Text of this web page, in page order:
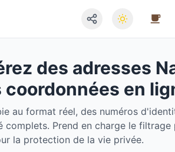
des adresses
en
au format réel, des numéros
Prend en charge le filtrage
la protection de la vie privée.